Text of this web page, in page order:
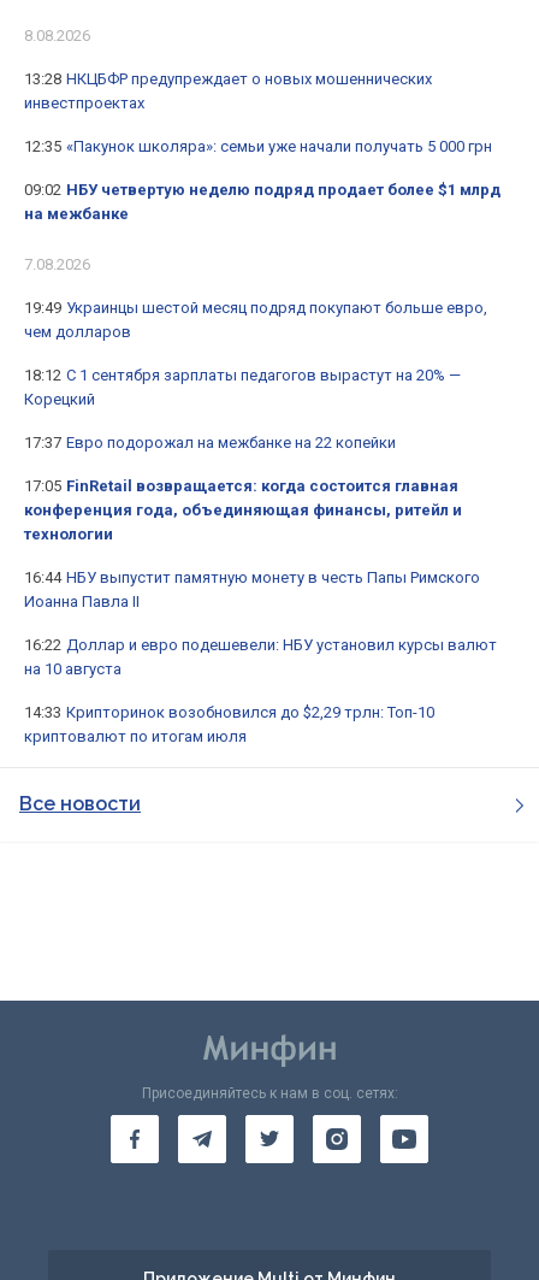
8.08.2026
13:28 НКЦБФР предупреждает о новых мошеннических
инвестпроектах
12:35 «Пакунок школяра»: семьи уже начали получать 5 000 грн
09:02 НБУ четвертую неделю подряд продает более $1 млрд
на межбанке
7.08.2026
19:49 Украинцы шестой месяц подряд покупают больше евро,
чем долларов
18:12 С 1 сентября зарплаты педагогов вырастут на 20% —
Корецкий
17:37 Евро подорожал на межбанке на 22 копейки
17:05 FinRetail возвращается: когда состоится главная
конференция года, объединяющая финансы, ритейл и
технологии
16:44 НБУ выпустит памятную монету в честь Папы Римского
Иоанна Павла II
16:22 Доллар и евро подешевели: НБУ установил курсы валют
на 10 августа
14:33 Крипторинок возобновился до $2,29 трлн: Топ-10
криптовалют по итогам июля
Все новости
Присоединяйтесь к нам в соц. сетях: